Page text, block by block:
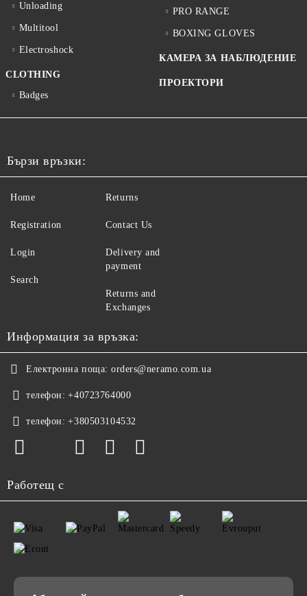
Unloading
Multitool
Electroshock
CLOTHING
Badges
PRO RANGE
BOXING GLOVES
КАМЕРА ЗА НАБЛЮДЕНИЕ
ПРОЕКТОРИ
Бързи връзки:
Home
Registration
Login
Search
Returns
Contact Us
Delivery and
payment
Returns and
Exchanges
Информация за връзка:
Електронна поща: orders@neramo.com.ua
телефон: +40723764000
телефон: +380503104532
Работещ с